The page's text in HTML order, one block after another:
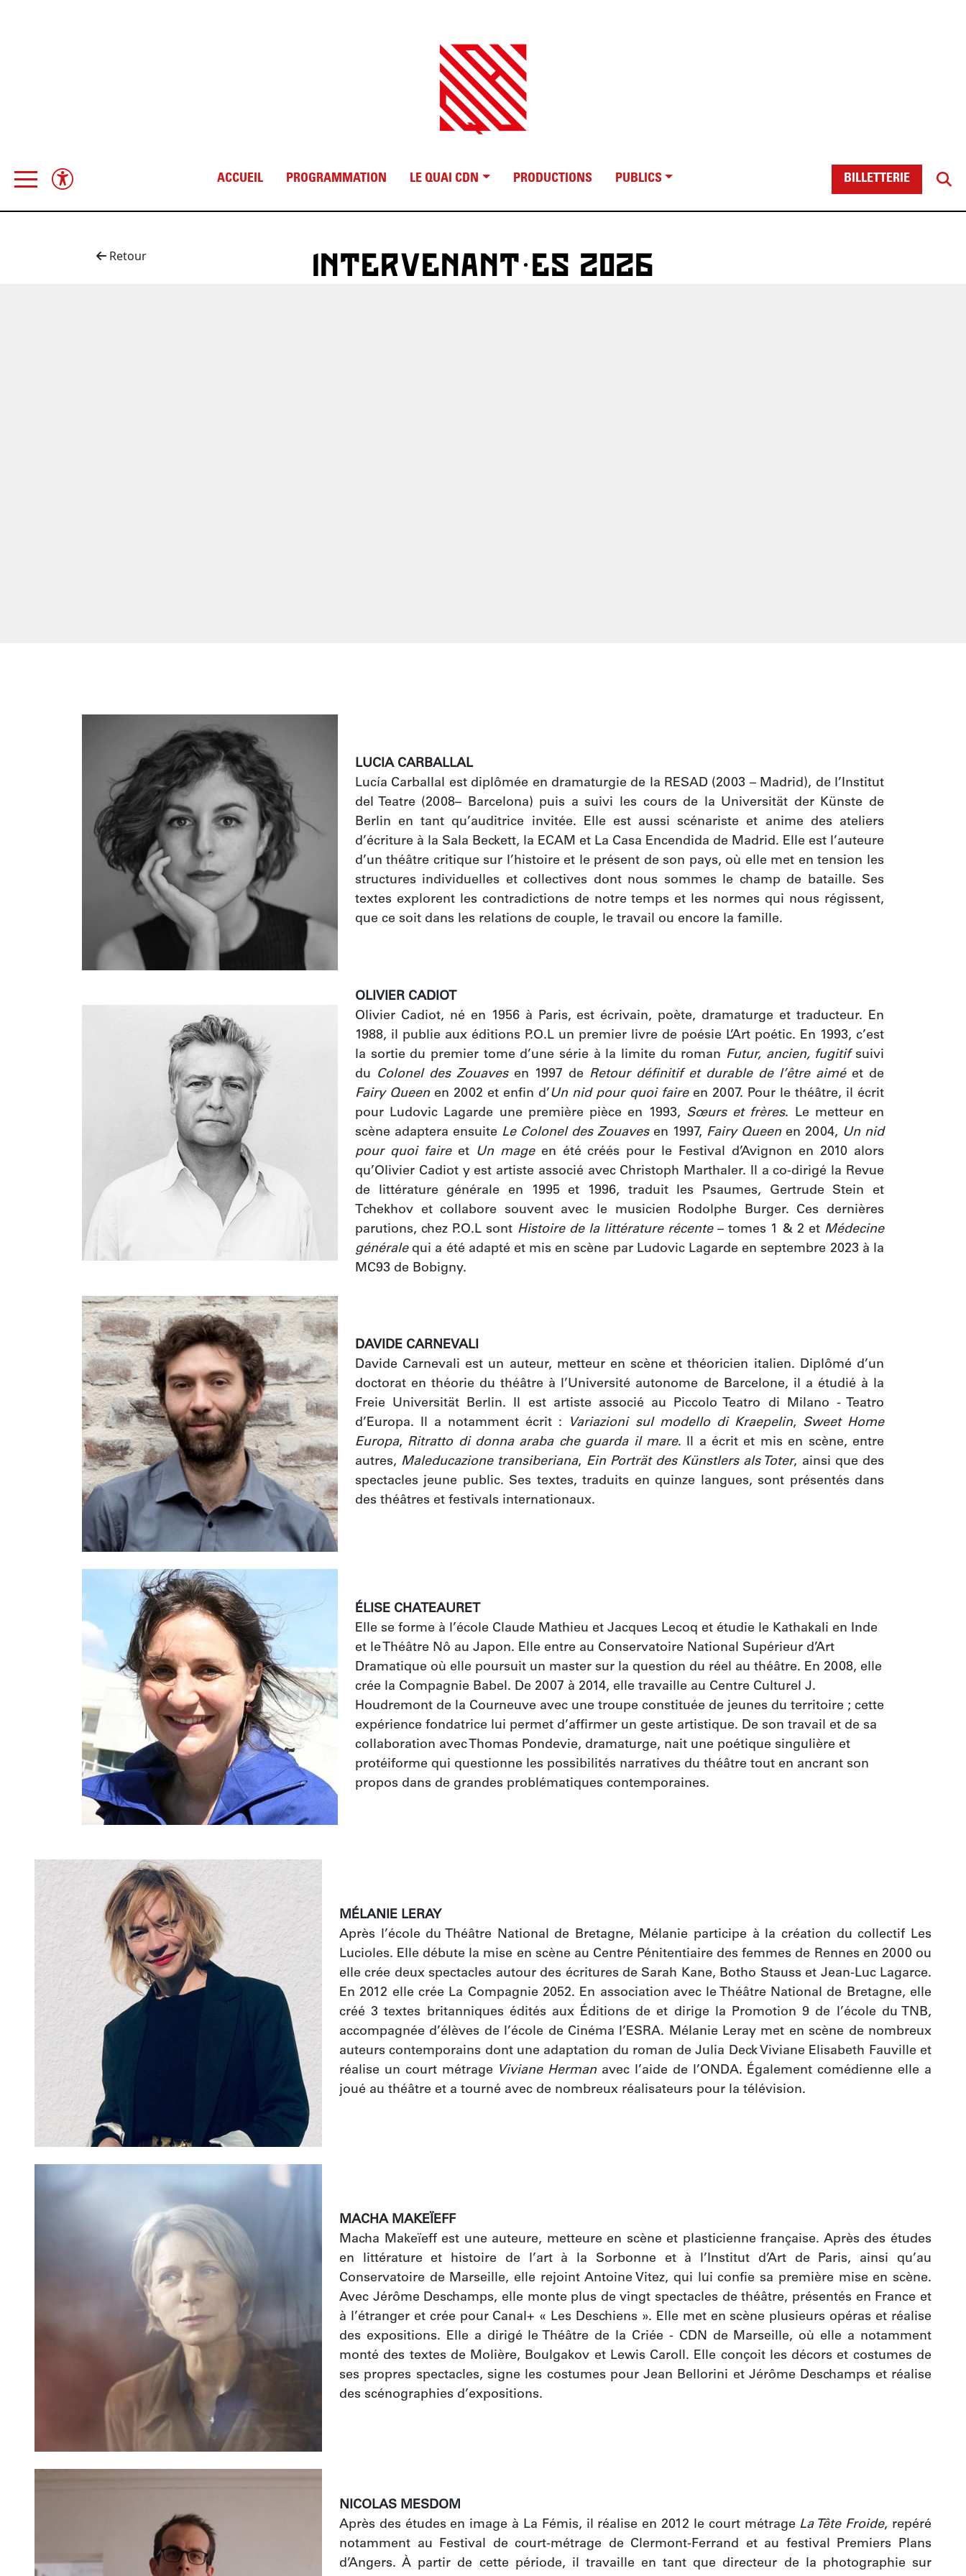
ACCUEIL PROGRAMMATION LE QUAI CDN PRODUCTIONS PUBLICS BILLETTERIE
Retour INTERVENANT·ES 2026
LUCIA CARBALLAL
Lucía Carballal est diplômée en dramaturgie de la RESAD (2003 – Madrid), de l’Institut
del Teatre (2008– Barcelona) puis a suivi les cours de la Universität der Künste de
Berlin en tant qu’auditrice invitée. Elle est aussi scénariste et anime des ateliers
d’écriture à la Sala Beckett, la ECAM et La Casa Encendida de Madrid. Elle est l’auteure
d’un théâtre critique sur l’histoire et le présent de son pays, où elle met en tension les
structures individuelles et collectives dont nous sommes le champ de bataille. Ses
textes explorent les contradictions de notre temps et les normes qui nous régissent,
que ce soit dans les relations de couple, le travail ou encore la famille.
OLIVIER CADIOT
Olivier Cadiot, né en 1956 à Paris, est écrivain, poète, dramaturge et traducteur. En
1988, il publie aux éditions P.O.L un premier livre de poésie L’Art poétic. En 1993, c’est
la sortie du premier tome d’une série à la limite du roman Futur, ancien, fugitif suivi
du
Colonel des Zouaves en 1997 de Retour définitif et durable de l’être aimé
Fairy Queen en 2002 et enfin d’ Un nid pour quoi faire en 2007. Pour le théâtre, il écrit
pour Ludovic Lagarde une première pièce en 1993, Sœurs et frères. Le metteur en
scène adaptera ensuite Le Colonel des Zouaves en 1997, Fairy Queen en 2004, Un nid
pour quoi faire et Un mage en été créés pour le Festival d’Avignon en 2010 alors
qu’Olivier Cadiot y est artiste associé avec Christoph Marthaler. Il a co-dirigé la Revue
de littérature générale en 1995 et 1996, traduit les Psaumes, Gertrude Stein et
Tchekhov et collabore souvent avec le musicien Rodolphe Burger. Ces dernières
parutions, chez P.O.L sont Histoire de la littérature récente – tomes 1 & 2 et Médecine
générale qui a été adapté et mis en scène par Ludovic Lagarde en septembre 2023 à la
MC93 de Bobigny.
DAVIDE CARNEVALI
Davide Carnevali est un auteur, metteur en scène et théoricien italien. Diplômé d’un
doctorat en théorie du théâtre à l’Université autonome de Barcelone, il a étudié à la
Freie Universität Berlin. Il est artiste associé au Piccolo Teatro di Milano - Teatro
d’Europa. Il a notamment écrit :
Variazioni sul modello di Kraepelin, Sweet Home
Europa, Ritratto di donna araba che guarda il mare. Il a écrit et mis en scène, entre
autres, Maleducazione transiberiana, Ein Porträt des Künstlers als Toter, ainsi que des
spectacles jeune public. Ses textes, traduits en quinze langues, sont présentés dans
des théâtres et festivals internationaux.
ÉLISE CHATEAURET
Elle se forme à l’école Claude Mathieu et Jacques Lecoq et étudie le Kathakali en Inde
et le Théâtre Nô au Japon. Elle entre au Conservatoire National Supérieur d’Art
Dramatique où elle poursuit un master sur la question du réel au théâtre. En 2008, elle
crée la Compagnie Babel. De 2007 à 2014, elle travaille au Centre Culturel J.
Houdremont de la Courneuve avec une troupe constituée de jeunes du territoire ; cette
expérience fondatrice lui permet d’affirmer un geste artistique. De son travail et de sa
collaboration avec Thomas Pondevie, dramaturge, nait une poétique singulière et
protéiforme qui questionne les possibilités narratives du théâtre tout en ancrant son
propos dans de grandes problématiques contemporaines.
MÉLANIE LERAY
Après l’école du Théâtre National de Bretagne, Mélanie participe à la création du collectif Les
Lucioles. Elle débute la mise en scène au Centre Pénitentiaire des femmes de Rennes en 2000 ou
elle crée deux spectacles autour des écritures de Sarah Kane, Botho Stauss et Jean-Luc Lagarce.
En 2012 elle crée La Compagnie 2052. En association avec le Théâtre National de Bretagne, elle
créé 3 textes britanniques édités aux Éditions de et dirige la Promotion 9 de l’école du TNB,
accompagnée d’élèves de l’école de Cinéma l’ESRA. Mélanie Leray met en scène de nombreux
auteurs contemporains dont une adaptation du roman de Julia Deck Viviane Elisabeth Fauville et
réalise un court métrage Viviane Herman avec l’aide de l’ONDA. Également comédienne elle a
joué au théâtre et a tourné avec de nombreux réalisateurs pour la télévision.
MACHA MAKEÏEFF
Macha Makeïeff est une auteure, metteure en scène et plasticienne française. Après des études
en littérature et histoire de l’art à la Sorbonne et à l’Institut d’Art de Paris, ainsi qu’au
Conservatoire de Marseille, elle rejoint Antoine Vitez, qui lui confie sa première mise en scène.
Avec Jérôme Deschamps, elle monte plus de vingt spectacles de théâtre, présentés en France et
à l’étranger et crée pour Canal+ « Les Deschiens ». Elle met en scène plusieurs opéras et réalise
des expositions. Elle a dirigé le Théâtre de la Criée - CDN de Marseille, où elle a notamment
monté des textes de Molière, Boulgakov et Lewis Caroll. Elle conçoit les décors et costumes de
ses propres spectacles, signe les costumes pour Jean Bellorini et Jérôme Deschamps et réalise
des scénographies d’expositions.
NICOLAS MESDOM
Après des études en image à La Fémis, il réalise en 2012 le court métrage La Tête Froide, repéré
notamment au Festival de court-métrage de Clermont-Ferrand et au festival Premiers Plans
d’Angers. À partir de cette période, il travaille en tant que directeur de la photographie sur